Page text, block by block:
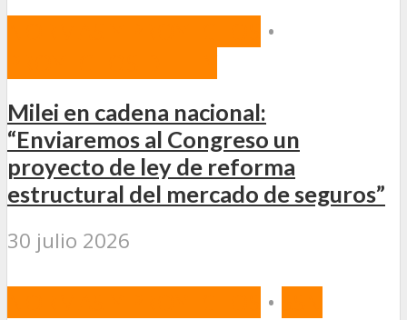
•
Milei en cadena nacional:
“Enviaremos al Congreso un
proyecto de ley de reforma
estructural del mercado de seguros”
30 julio 2026
•